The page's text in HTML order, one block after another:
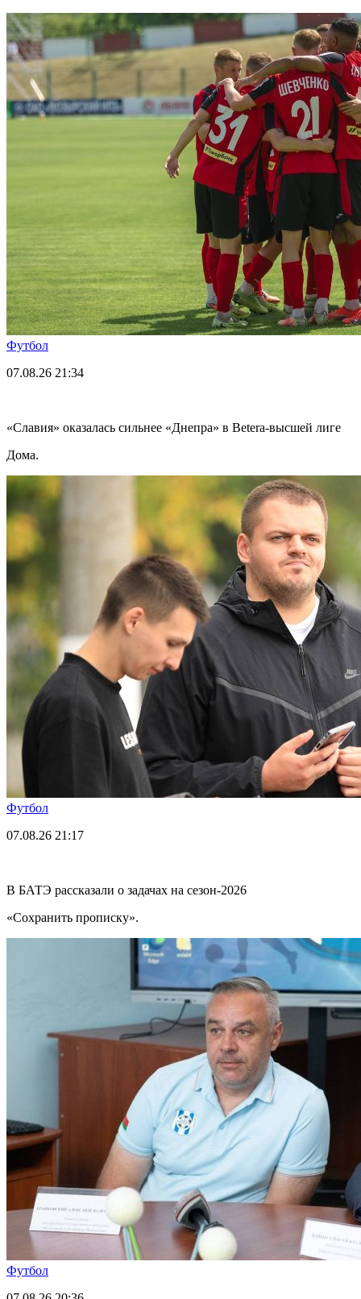
Футбол
07.08.26 21:34
«Славия» оказалась сильнее «Днепра» в Betera-высшей лиге
Дома.
Футбол
07.08.26 21:17
В БАТЭ рассказали о задачах на сезон-2026
«Сохранить прописку».
Футбол